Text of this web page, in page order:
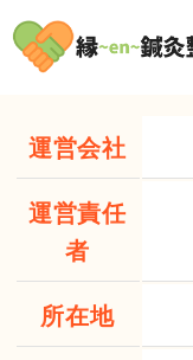
運営会社
運営責任
者
所在地